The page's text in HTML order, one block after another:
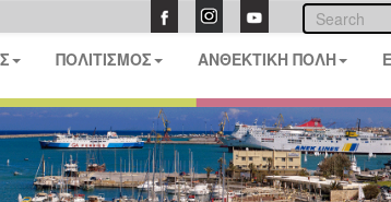
ΠΟΛΙΤΙΣΜΟΣ ΑΝΘΕΚΤΙΚΗ ΠΟΛΗ